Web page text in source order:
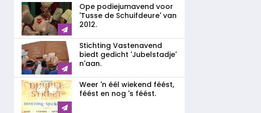
Ope podiejumavend voor
'Tusse de Schuifdeure' van
2012.
Stichting Vastenavend
biedt gedicht 'Jubelstadje'
n'aan.
Weer 'n éél wiekend féést,
féést en nog 's féést.